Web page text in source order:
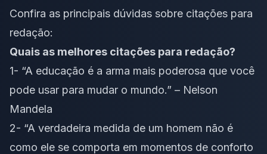
Confira as principais dúvidas sobre citações para
redação:
Quais as melhores citações para redação?
1- “A educação é a arma mais poderosa que você
pode usar para mudar o mundo.” – Nelson
Mandela
2- “A verdadeira medida de um homem não é
como ele se comporta em momentos de conforto